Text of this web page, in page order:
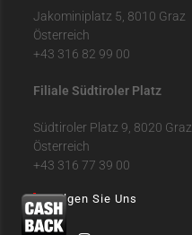
Jakominiplatz 5, 8010 Graz
Österreich
+43 316 82 99 00
Filiale Südtiroler Platz
Südtiroler Platz 9, 8020 Graz
Österreich
+43 316 77 39 00
Folgen Sie Uns